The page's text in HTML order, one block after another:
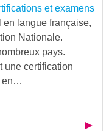
et examens
en langue française,
Nationale.
pays.
une certification
en…